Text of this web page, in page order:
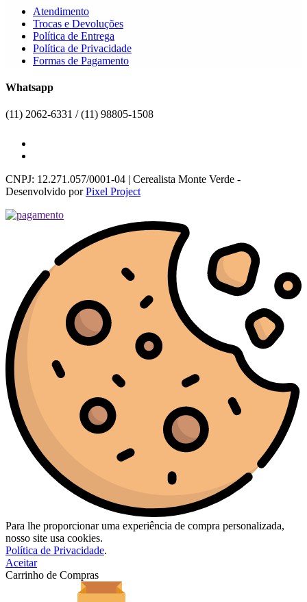
Atendimento
Trocas e Devoluções
Política de Entrega
Política de Privacidade
Formas de Pagamento
Whatsapp
(11) 2062-6331 / (11) 98805-1508
CNPJ: 12.271.057/0001-04 | Cerealista Monte Verde -
Desenvolvido porPixel Project
Para lhe proporcionar uma experiência de compra personalizada,
nosso site usa cookies.
Política de Privacidade.
Aceitar
Carrinho de Compras